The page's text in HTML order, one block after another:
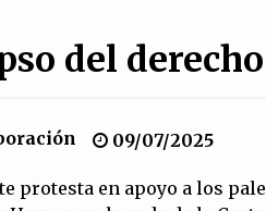
La psicología de la desinformación
¿Son marxistas las publicaciones de
la Fundación de Investigaciones
del
09/07/2025